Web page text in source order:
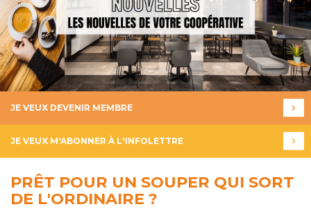
JE VEUX DEVENIR MEMBRE
JE VEUX M'ABONNER À L'INFOLETTRE
PRÊT POUR UN SOUPER QUI SORT
DE L'ORDINAIRE ?